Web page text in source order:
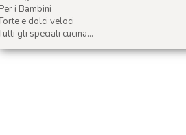
Per i Bambini
e dolci veloci
gli speciali cucina...